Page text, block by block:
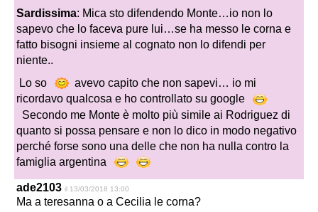
Sardissima: Mica sto difendendo Monte…io non lo
sapevo che lo faceva pure lui…se ha messo le corna e
fatto bisogni insieme al cognato non lo difendi per
niente..
Lo so
avevo capito che non sapevi… io mi
ricordavo qualcosa e ho controllato su google
Secondo me Monte è molto più simile ai Rodriguez di
quanto si possa pensare e non lo dico in modo negativo
perché forse sono una delle che non ha nulla contro la
famiglia argentina
ade2103 il 13/03/2018 13:00
Ma a teresanna o a Cecilia le corna?